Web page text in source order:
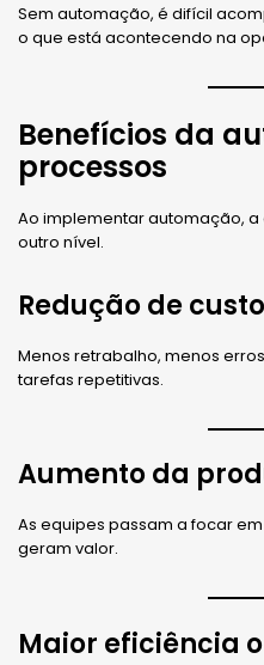
Sem automação, é difícil
o que está acontecendo na
Benefícios da
processos
Ao implementar automação,
outro nível.
Redução de
Menos retrabalho, menos
tarefas repetitivas.
Aumento da
As equipes passam a focar
geram valor.
Maior eficiência